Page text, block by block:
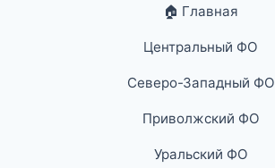
🏠 Главная
Центральный ФО
Северо-Западный ФО
Приволжский ФО
Уральский ФО